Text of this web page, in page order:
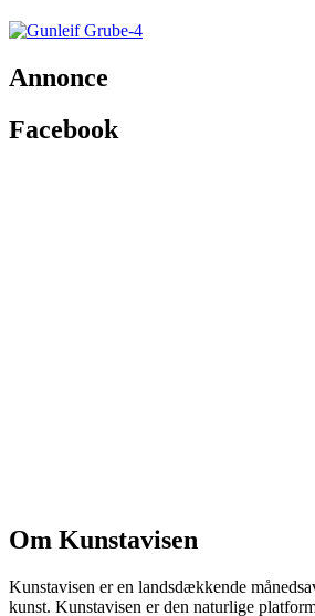
Annonce
Facebook
Om Kunstavisen
Kunstavisen er en landsdækkende
kunst. Kunstavisen er den naturlige